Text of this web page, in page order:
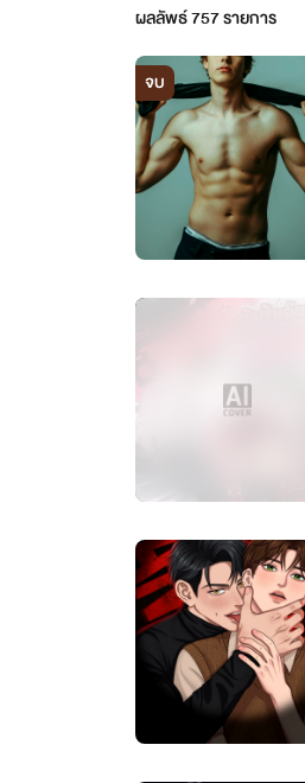
ผลลัพธ์757รายการ
จบ